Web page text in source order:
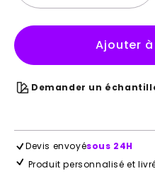
Ajouter
Demander un
Devis envoyésous 24H
Produit personnalisé et